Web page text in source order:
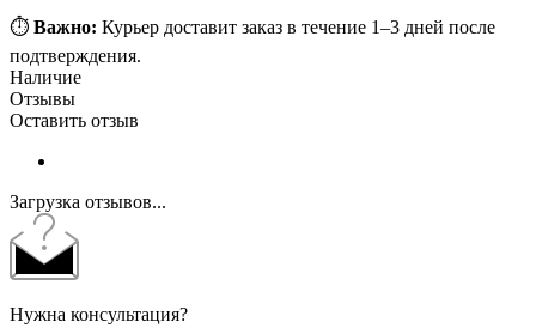
⏱️ Важно: Курьер доставит заказ в течение 1–3 дней после
подтверждения.
Наличие
Отзывы
Оставить отзыв
Загрузка отзывов...
Нужна консультация?